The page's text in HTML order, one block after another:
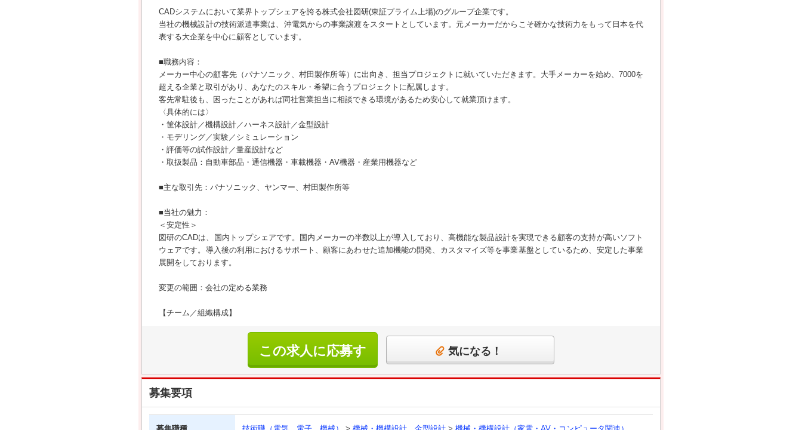
CADシステムにおいて業界トップシェアを誇る株式会社図研(東証プライム上場)のグループ企業です。
当社の機械設計の技術派遣事業は、沖電気からの事業譲渡をスタートとしています。元メーカーだからこそ確かな技術力をもって日本を代
表する大企業を中心に顧客としています。
■職務内容：
メーカー中心の顧客先（パナソニック、村田製作所等）に出向き、担当プロジェクトに就いていただきます。大手メーカーを始め、7000を
超える企業と取引があり、あなたのスキル・希望に合うプロジェクトに配属します。
客先常駐後も、困ったことがあれば同社営業担当に相談できる環境があるため安心して就業頂けます。
〈具体的には〉
・筐体設計／機構設計／ハーネス設計／金型設計
・モデリング／実験／シミュレーション
・評価等の試作設計／量産設計など
・取扱製品：自動車部品・通信機器・車載機器・AV機器・産業用機器など
■主な取引先：パナソニック、ヤンマー、村田製作所等
■当社の魅力：
＜安定性＞
図研のCADは、国内トップシェアです。国内メーカーの半数以上が導入しており、高機能な製品設計を実現できる顧客の支持が高いソフト
ウェアです。導入後の利用におけるサポート、顧客にあわせた追加機能の開発、カスタマイズ等を事業基盤としているため、安定した事業
展開をしております。
変更の範囲：会社の定める業務
【チーム／組織構成】
この求人に応募す
る
気になる！
募集要項